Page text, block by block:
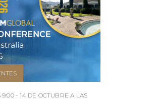
- 14 DE OCTUBRE A LAS